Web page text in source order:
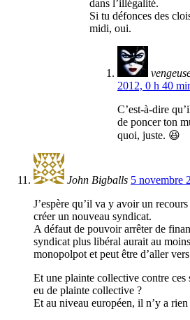
dans l’illégalité.
Si tu défonces des
midi, oui.
2012, 0 h 40
C’est-à-dire
de poncer ton
quoi, juste. 😆
John Bigballs 5 novembre
J’espère qu’il va y avoir un
créer un nouveau syndicat.
A défaut de pouvoir arrêter de
syndicat plus libéral aurait au
monopolpot et peut être d’aller
Et une plainte collective contre
eu de plainte collective ?
Et au niveau européen, il n’y a rien